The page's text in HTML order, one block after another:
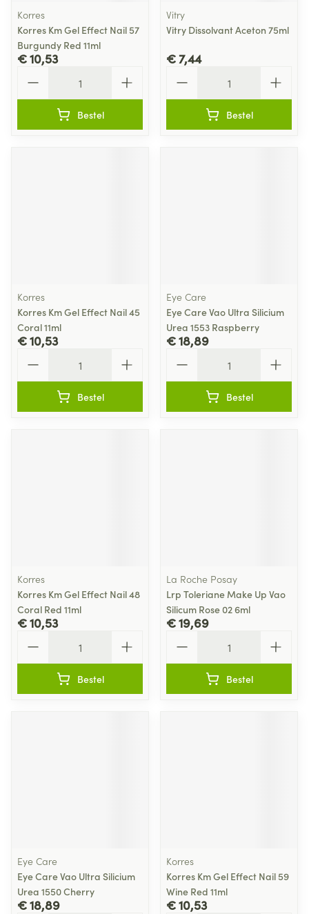
Korres
Korres Km Gel Effect Nail 57
Burgundy Red 11ml
€ 10,53
Bestel
Vitry
Vitry Dissolvant Aceton 75ml
€ 7,44
Bestel
Korres
Korres Km Gel Effect Nail 45
Coral 11ml
€ 10,53
Bestel
Eye Care
Eye Care Vao Ultra Silicium
Urea 1553 Raspberry
€ 18,89
Bestel
Korres
Korres Km Gel Effect Nail 48
Coral Red 11ml
€ 10,53
Bestel
La Roche Posay
Lrp Toleriane Make Up Vao
Silicum Rose 02 6ml
€ 19,69
Bestel
Eye Care
Eye Care Vao Ultra Silicium
Urea 1550 Cherry
€ 18,89
Korres
Korres Km Gel Effect Nail 59
Wine Red 11ml
€ 10,53